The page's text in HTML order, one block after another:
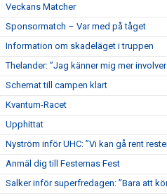
Veckans Matcher
Sponsormatch – Var med på tåget
Information om skadeläget i truppen
Thelander: ”Jag känner mig mer
Schemat till campen klart
Kvantum-Racet
Upphittat
Nyström inför UHC: ”Vi kan gå rent
Anmäl dig till Festernas Fest
Salker inför superfredagen: ”Bara att